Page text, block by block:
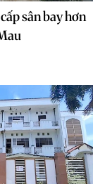
sân bay hơn